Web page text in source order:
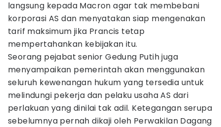
langsung kepada Macron agar tak membebani
korporasi AS dan menyatakan siap mengenakan
tarif maksimum jika Prancis tetap
mempertahankan kebijakan itu.
Seorang pejabat senior Gedung Putih juga
menyampaikan pemerintah akan menggunakan
seluruh kewenangan hukum yang tersedia untuk
melindungi pekerja dan pelaku usaha AS dari
perlakuan yang dinilai tak adil. Ketegangan serupa
sebelumnya pernah dikaji oleh Perwakilan Dagang